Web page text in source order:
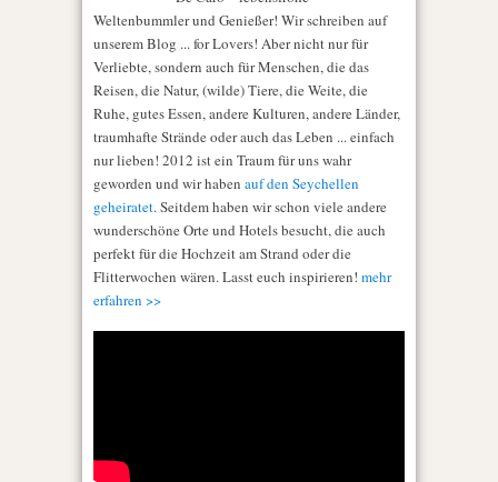
Weltenbummler und Genießer! Wir schreiben auf
unserem Blog ... for Lovers! Aber nicht nur für
Verliebte, sondern auch für Menschen, die das
Reisen, die Natur, (wilde) Tiere, die Weite, die
Ruhe, gutes Essen, andere Kulturen, andere Länder,
traumhafte Strände oder auch das Leben ... einfach
nur lieben! 2012 ist ein Traum für uns wahr
geworden und wir haben auf den Seychellen
geheiratet. Seitdem haben wir schon viele andere
wunderschöne Orte und Hotels besucht, die auch
perfekt für die Hochzeit am Strand oder die
Flitterwochen wären. Lasst euch inspirieren! mehr
erfahren >>